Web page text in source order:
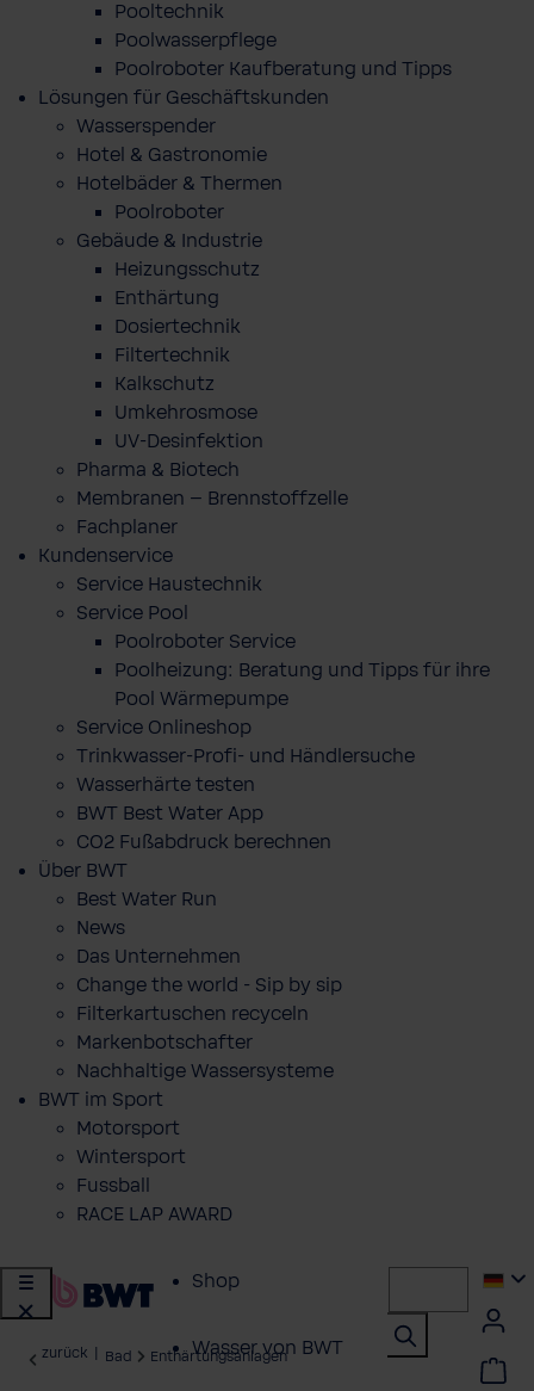
Pooltechnik
Poolwasserpflege
Poolroboter Kaufberatung und Tipps
Lösungen für Geschäftskunden
Wasserspender
Hotel & Gastronomie
Hotelbäder & Thermen
Poolroboter
Gebäude & Industrie
Heizungsschutz
Enthärtung
Dosiertechnik
Filtertechnik
Kalkschutz
Umkehrosmose
UV-Desinfektion
Pharma & Biotech
Membranen – Brennstoffzelle
Fachplaner
Kundenservice
Service Haustechnik
Service Pool
Poolroboter Service
Poolheizung: Beratung und Tipps für ihre
Pool Wärmepumpe
Service Onlineshop
Trinkwasser-Profi- und Händlersuche
Wasserhärte testen
BWT Best Water App
CO2 Fußabdruck berechnen
Über BWT
Best Water Run
News
Das Unternehmen
Change the world - Sip by sip
Filterkartuschen recyceln
Markenbotschafter
Nachhaltige Wassersysteme
BWT im Sport
Motorsport
Wintersport
Fussball
RACE LAP AWARD
Shop
Wasser von BWT
zurück Bad Enthärtungsanlagen